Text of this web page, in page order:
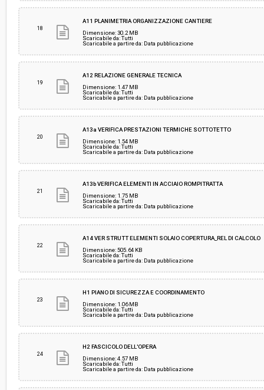
18
A11 PLANIMETRIA ORGANIZZAZIONE CANTIERE
Dimensione: 30.2 MB
Scaricabile da: Tutti
Scaricabile a partire da: Data pubblicazione
19
A12 RELAZIONE GENERALE TECNICA
Dimensione: 1.47 MB
Scaricabile da: Tutti
Scaricabile a partire da: Data pubblicazione
20
A13a VERIFICA PRESTAZIONI TERMICHE SOTTOTETTO
Dimensione: 1.54 MB
Scaricabile da: Tutti
Scaricabile a partire da: Data pubblicazione
21
A13b VERIFICA ELEMENTI IN ACCIAIO ROMPITRATTA
Dimensione: 1.75 MB
Scaricabile da: Tutti
Scaricabile a partire da: Data pubblicazione
22
A14 VER STRUTT ELEMENTI SOLAIO COPERTURA_REL DI CALCOLO
Dimensione: 505.64 KB
Scaricabile da: Tutti
Scaricabile a partire da: Data pubblicazione
23
H1 PIANO DI SICUREZZA E COORDINAMENTO
Dimensione: 1.06 MB
Scaricabile da: Tutti
Scaricabile a partire da: Data pubblicazione
24
H2 FASCICOLO DELL'OPERA
Dimensione: 4.57 MB
Scaricabile da: Tutti
Scaricabile a partire da: Data pubblicazione